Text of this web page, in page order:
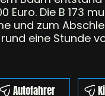
Euro. Die B 173
und zum
eine Stunde
Autofahrer